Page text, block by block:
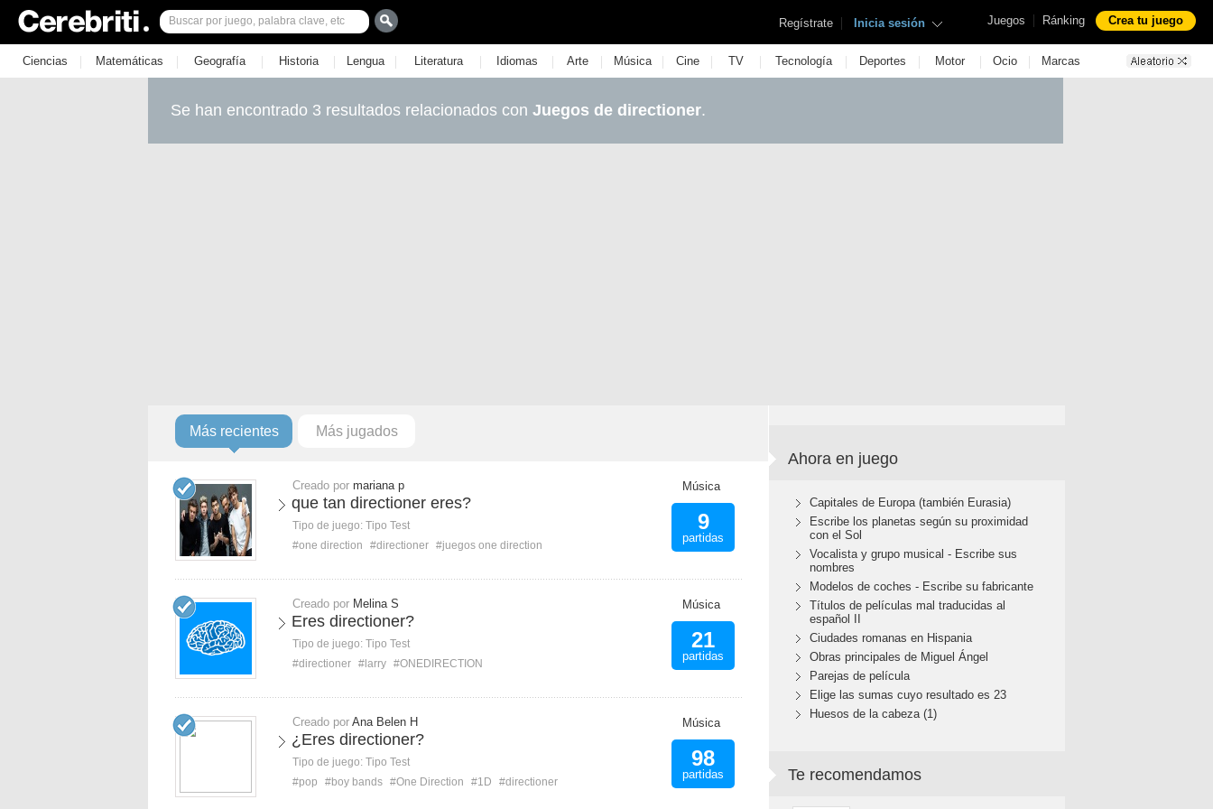
Juegos | Ránking Crea tu juego
Regístrate | Inicia sesión
Ciencias | Matemáticas | Geografía | Historia | Lengua | Literatura | Idiomas | Arte | Música | Cine | TV | Tecnología | Deportes | Motor | Ocio | Marcas
Se han encontrado 3 resultados relacionados con Juegos de directioner.
Más recientes Más jugados
Creado por mariana p
que tan directioner eres?
Tipo de juego: Tipo Test
#one direction
#directioner #juegos one direction
Música
9
partidas
Creado por Melina S
Eres directioner?
Tipo de juego: Tipo Test
#directioner #larry #ONEDIRECTION
Música
21
partidas
Creado por Ana Belen H
¿Eres directioner?
Tipo de juego: Tipo Test
#pop
#boy bands #One Direction #1D #directioner
Música
98
partidas
Ahora en juego
Capitales de Europa (también Eurasia)
Escribe los planetas según su proximidad
con el Sol
Vocalista y grupo musical - Escribe sus
nombres
Modelos de coches - Escribe su fabricante
Títulos de películas mal traducidas al
español II
Ciudades romanas en Hispania
Obras principales de Miguel Ángel
Parejas de película
Elige las sumas cuyo resultado es 23
Huesos de la cabeza (1)
Te recomendamos